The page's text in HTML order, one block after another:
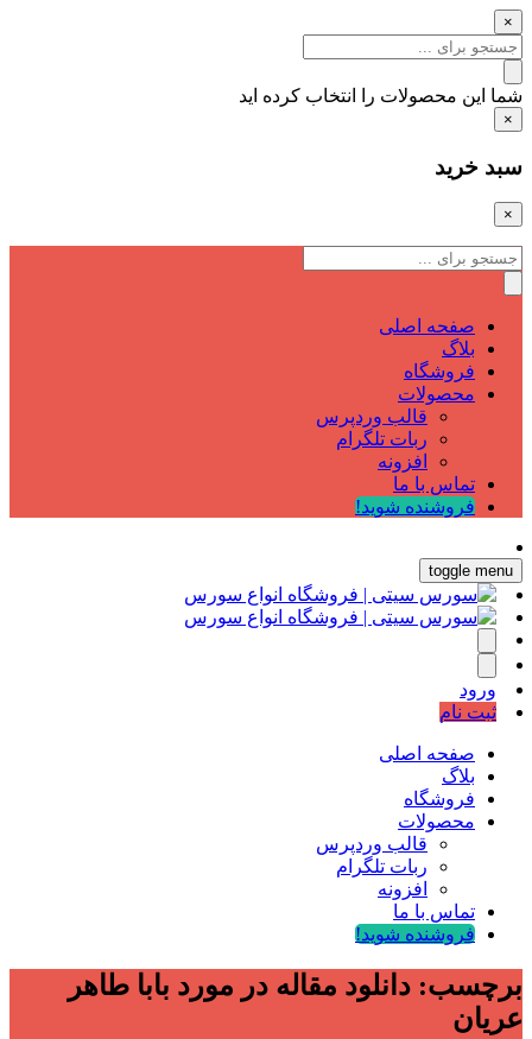
×
شما این محصولات را انتخاب کرده اید
×
سبد خرید
×
صفحه اصلی
بلاگ
فروشگاه
محصولات
قالب وردپرس
ربات تلگرام
افزونه
تماس با ما
فروشنده شوید!
toggle menu
ورود
ثبت نام
صفحه اصلی
بلاگ
فروشگاه
محصولات
قالب وردپرس
ربات تلگرام
افزونه
تماس با ما
فروشنده شوید!
برچسب: دانلود مقاله در مورد بابا طاهر
عريان